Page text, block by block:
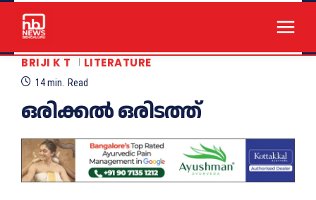
BRIJI K T LITERATURE
14min. Read
ഒരിക്കൽ ഒരിടത്ത്